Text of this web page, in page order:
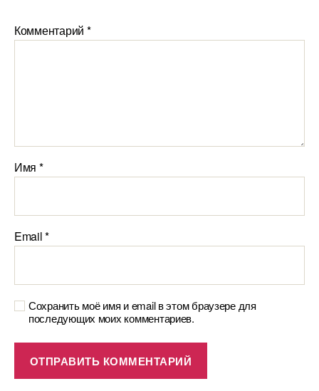
Комментарий *
Имя *
Email*
Сохранить моё имя и email в этом браузере для
последующих моих комментариев.